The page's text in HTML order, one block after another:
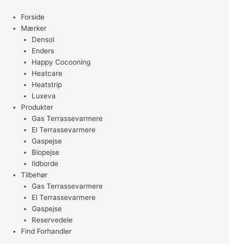
indholdet
Forside
Mærker
Densol
Enders
Happy Cocooning
Heatcare
Heatstrip
Luxeva
Produkter
Gas Terrassevarmere
El Terrassevarmere
Gaspejse
Biopejse
Ildborde
Tilbehør
Gas Terrassevarmere
El Terrassevarmere
Gaspejse
Reservedele
Find Forhandler